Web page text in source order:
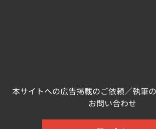
本サイトへの広告掲載のご依頼／執筆
お問い合わせ